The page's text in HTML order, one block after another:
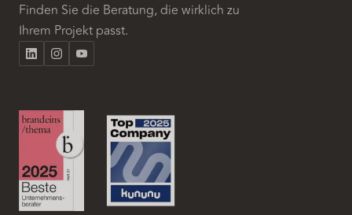
Finden Sie die Beratung, die wirklich zu
Ihrem Projekt passt.